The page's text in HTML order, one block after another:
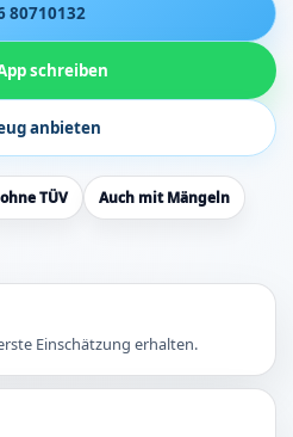
80710132
schreiben
anbieten
TÜV Auch mit Mängeln
Einschätzung erhalten.